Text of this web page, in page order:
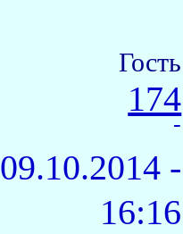
Гость
174
-
09.10.2014 -
16:16